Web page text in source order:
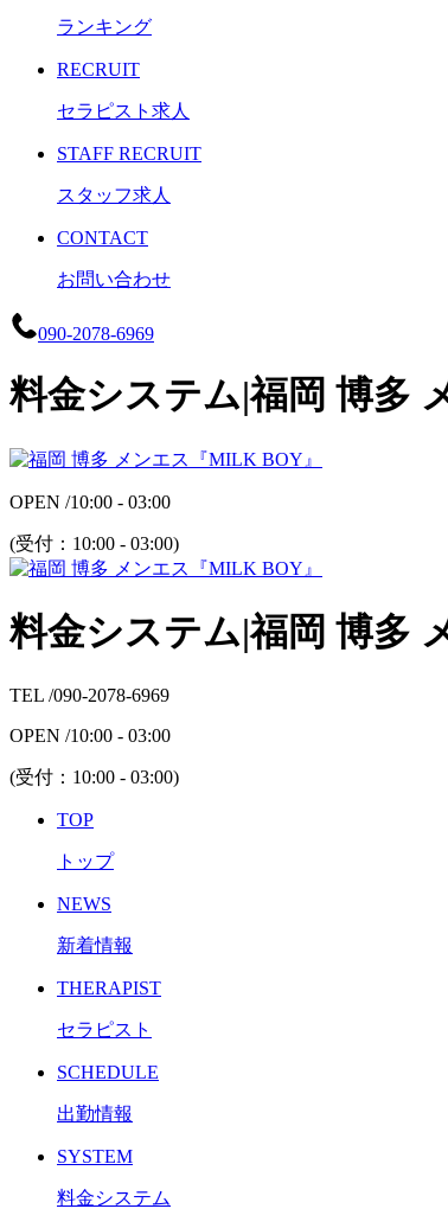
ランキング
RECRUIT
セラピスト求人
STAFF RECRUIT
スタッフ求人
CONTACT
お問い合わせ
090-2078-6969
料金システム|福岡 博多
OPEN /10:00 - 03:00
(受付： 10:00 - 03:00)
料金システム|福岡 博多
TEL /090-2078-6969
OPEN /10:00 - 03:00
(受付： 10:00 - 03:00)
TOP
トップ
NEWS
新着情報
THERAPIST
セラピスト
SCHEDULE
出勤情報
SYSTEM
料金システム